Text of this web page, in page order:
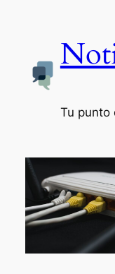
Tu punto